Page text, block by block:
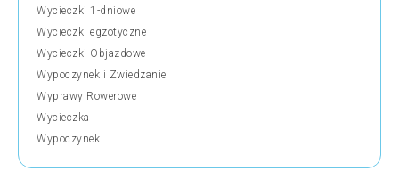
Wycieczki 1-dniowe
Wycieczki egzotyczne
Wycieczki Objazdowe
Wypoczynek i Zwiedzanie
Wyprawy Rowerowe
Wycieczka
Wypoczynek